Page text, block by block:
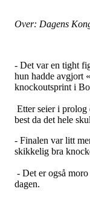
Over: Dagens
- Det var en tight
hun hadde avgjort
knockoutsprint i
Etter seier i
best da det hele
- Finalen var litt
skikkelig bra
- Det er også moro
dagen.